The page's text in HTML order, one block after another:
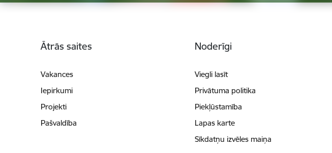
Ātrās saites
Vakances
Iepirkumi
Projekti
Pašvaldība
Noderīgi
Viegli lasīt
Privātuma politika
Piekļūstamība
Lapas karte
Sīkdatņu izvēles maiņa